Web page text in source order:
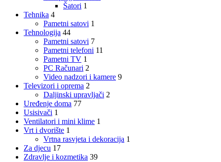
Šatori 1
Tehnika 4
Pametni satovi 1
Tehnologija 44
Pametni satovi 7
Pametni telefoni 11
Pametni TV 1
PC Računari 2
Video nadzori i kamere 9
Televizori i oprema 2
Daljinski upravljači 2
Uređenje doma 77
Usisivači 1
Ventilatori i mini klime 1
Vrt i dvorište 1
Vrtna rasvjeta i dekoracija 1
Za djecu 17
Zdravlje i kozmetika 39